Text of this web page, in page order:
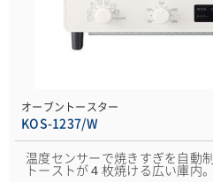
オーブントースター
KOS-1237/W
温度センサーで焼きすぎを自動制
トーストが４枚焼ける広い庫内